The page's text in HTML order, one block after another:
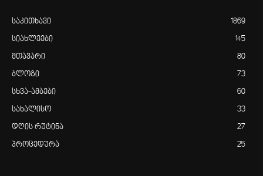
საკითხავი 1869
სიახლეები 145
მთავარი 80
ბლოგი 73
სხვა-ამბები 60
სახალისო 33
დღის რუტინა 27
პროცედურა 25